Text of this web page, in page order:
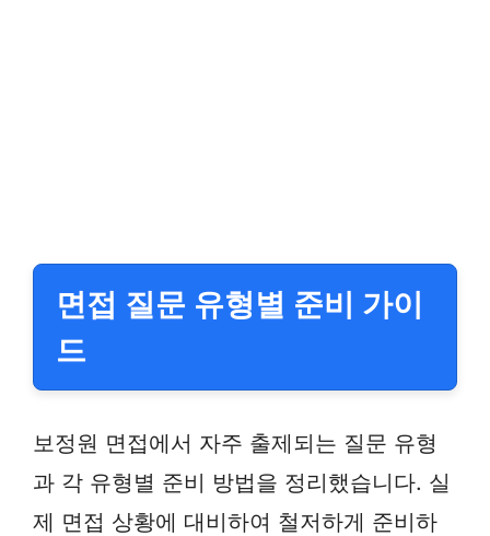
면접 질문 유형별 준비 가이
드
보정원 면접에서 자주 출제되는 질문 유형
과 각 유형별 준비 방법을 정리했습니다. 실
제 면접 상황에 대비하여 철저하게 준비하